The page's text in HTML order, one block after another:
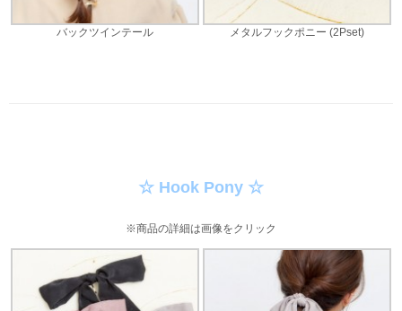
バックツインテール メタルフックポニー (2Pset)
☆ Hook Pony ☆
※商品の詳細は画像をクリック